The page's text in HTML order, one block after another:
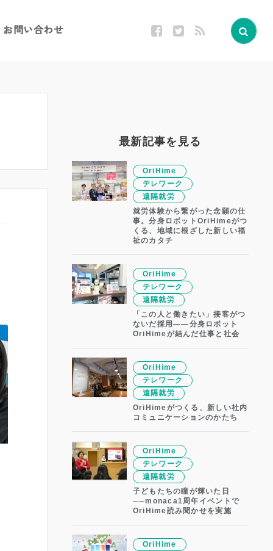
お問い合わせ
最新記事を見る
OriHime
テレワーク
遠隔就労
就労体験から繋がった念願の仕
事。分身ロボットOriHimeがつ
くる、地域に根ざした新しい福
祉のカタチ
OriHime
テレワーク
遠隔就労
「この人と働きたい」接客がつ
ないだ採用——分身ロボット
OriHimeが結んだ仕事と社会
OriHime
テレワーク
遠隔就労
OriHimeがつくる、新しい社内
コミュニケーションのかたち
OriHime
テレワーク
遠隔就労
子どもたちの瞳が輝いた日
──monaca1周年イベントで
OriHime読み聞かせを実施
OriHime